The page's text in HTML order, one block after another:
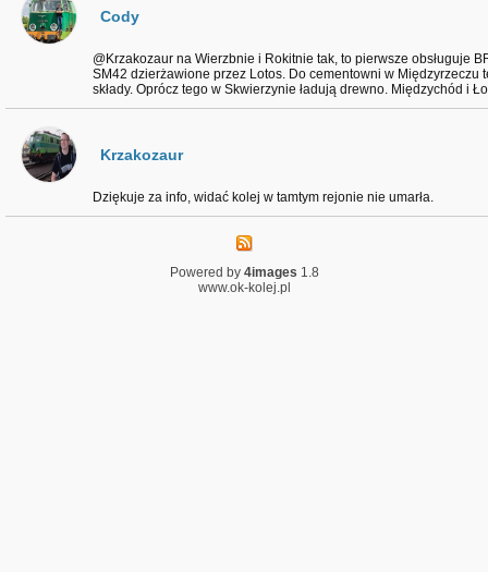
Cody
@Krzakozaur na Wierzbnie i Rokitnie tak, to pierwsze obsługuje
SM42 dzierżawione przez Lotos. Do cementowni w Międzyrzeczu
składy. Oprócz tego w Skwierzynie ładują drewno. Międzychód i
Krzakozaur
Dziękuje za info, widać kolej w tamtym rejonie nie umarła.
Powered by 4images 1.8
www.ok-kolej.pl